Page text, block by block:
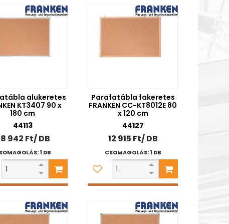
alukeretes
KT3407 90 x
180 cm
44113
942 Ft/ DB
1 DB
Parafatábla fakeretes
FRANKEN CC-KT8012E 80
x 120 cm
44127
12 915 Ft/ DB
CSOMAGOLÁS: 1 DB